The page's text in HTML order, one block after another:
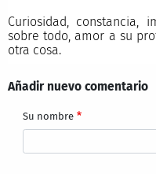
Curiosidad, constancia,
sobre todo, amor a su
otra cosa.
Añadir nuevo comentario
Su nombre